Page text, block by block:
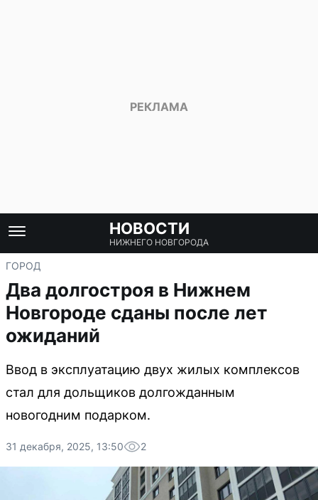
НОВОСТИ
НИЖНЕГО НОВГОРОДА
ГОРОД
Два долгостроя в Нижнем
Новгороде сданы после лет
ожиданий
Ввод в эксплуатацию двух жилых комплексов
стал для дольщиков долгожданным
новогодним подарком.
31 декабря, 2025, 13:50 2